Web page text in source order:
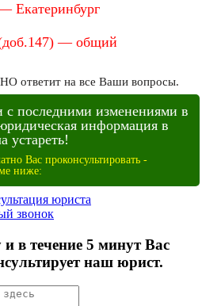
Екатеринбург
— общий
ответит на все Ваши вопросы.
с последними изменениями в
информация в
устареть!
Вас проконсультировать -
ниже: